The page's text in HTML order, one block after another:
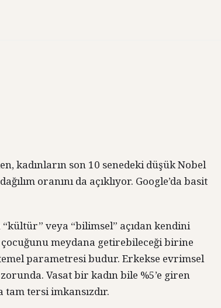
kadınların son 10 senedeki düşük Nobel
oranını da açıklıyor. Google’da basit
veya “bilimsel” açıdan kendini
meydana getirebileceği birine
parametresi budur. Erkekse evrimsel
Vasat bir kadın bile %5’e giren
tersi imkansızdır.